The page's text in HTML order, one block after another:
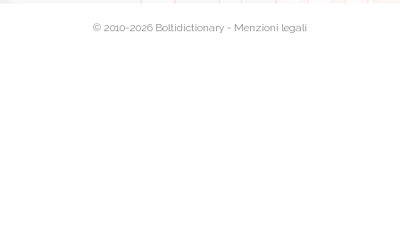
© 2010-2026 Boltidictionary - Menzioni legali